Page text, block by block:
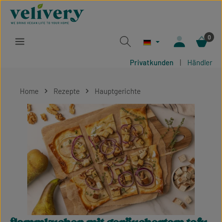
Zum Hauptinhalt springen
0
Privatkunden | Händler
Home Rezepte Hauptgerichte
Bildergalerie überspringen